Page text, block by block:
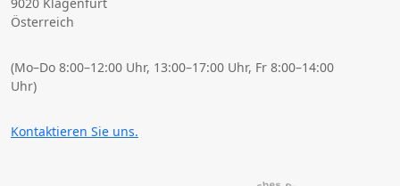
Österreich
(Mo–Do 8:00–12:00 Uhr, 13:00–17:00 Uhr, Fr 8:00–14:00
Uhr)
Kontaktieren Sie uns.